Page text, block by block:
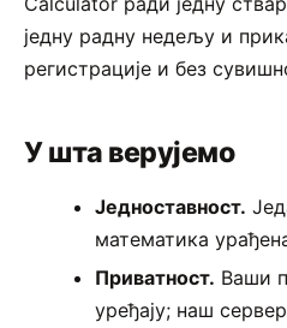
једну радну недељу и
регистрације и без
У шта верујемо
Једноставност.
математика
Приватност. Ваши
уређају; наш